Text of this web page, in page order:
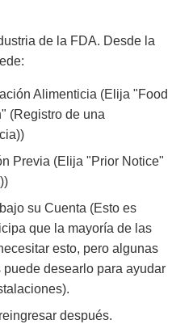
de la FDA. Desde la
Alimenticia (Elija "Food
" (Registro de una
Previa (Elija "Prior Notice"
su Cuenta (Esto es
que la mayoría de las
esto, pero algunas
desearlo para ayudar
después.